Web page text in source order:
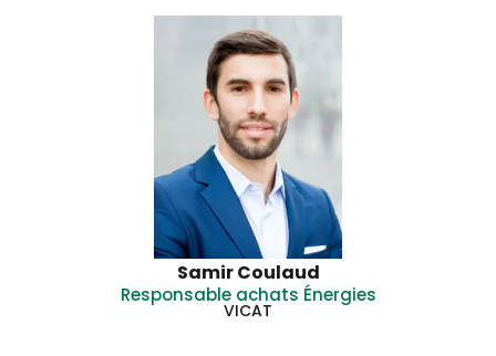
Samir Coulaud
Responsable achats Énergies
VICAT